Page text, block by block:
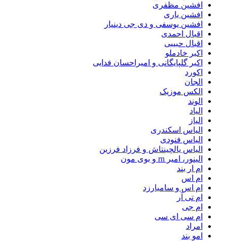
افشین مظفری
افشین یاری
افشین یوسفی و دی جی دینیار
اقبال احمدی
اقبال حبیبی
اکبر خادملو
اکبر گلپایگانی و امیراحسان فدایی
اکورد
الجان
الکس موزیک
الوند
الیاد
الیاز
الیاس اسکندری
الیاس فنودی
الیاس یالچینتاش و فرزاد فرزین
الینور، امیر rn و بوی مون
ام‌ ار بند
ام اس
ام اس و سامیارزد
ام تی آر
ام جی
ام سی ای سی
امراد
امو بند